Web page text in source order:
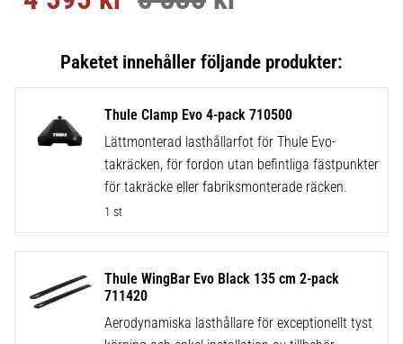
Thule Clamp Evo 4-pack 710500
Lättmonterad lasthållarfot för Thule Evo-
takräcken, för fordon utan befintliga fästpunkter
för takräcke eller fabriksmonterade räcken.
1 st
Thule WingBar Evo Black 135 cm 2-pack
711420
Aerodynamiska lasthållare för exceptionellt tyst